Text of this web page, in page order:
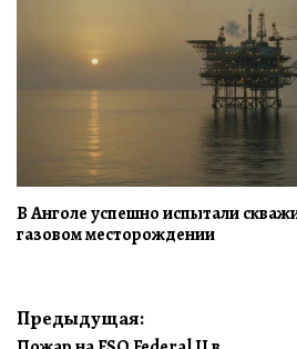
В Анголе успешно испытали
газовом месторождении
Навигация
Предыдущая: